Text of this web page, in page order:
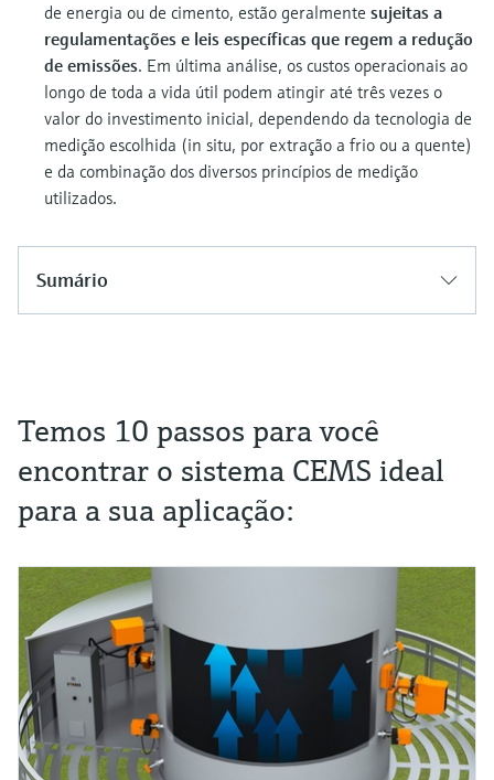
de energia ou de cimento, estão geralmente sujeitas a
regulamentações e leis específicas que regem a redução
de emissões. Em última análise, os custos operacionais ao
longo de toda a vida útil podem atingir até três vezes o
valor do investimento inicial, dependendo da tecnologia de
medição escolhida (in situ, por extração a frio ou a quente)
e da combinação dos diversos princípios de medição
utilizados.
Sumário
Temos 10 passos para você
encontrar o sistema CEMS ideal
para a sua aplicação: